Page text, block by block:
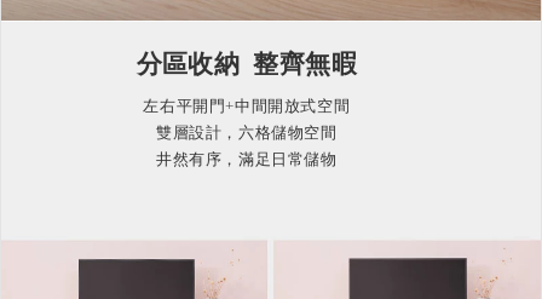
分區收納 整齊無暇
左右平開門+中間開放式空間
雙層設計，六格儲物空間
井然有序，滿足日常儲物